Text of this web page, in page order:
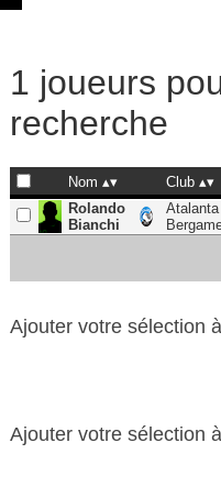
1 joueurs
recherche
Nom Club
Rolando
Bianchi
Atalanta
Ajouter votre sélection
Ajouter votre sélection